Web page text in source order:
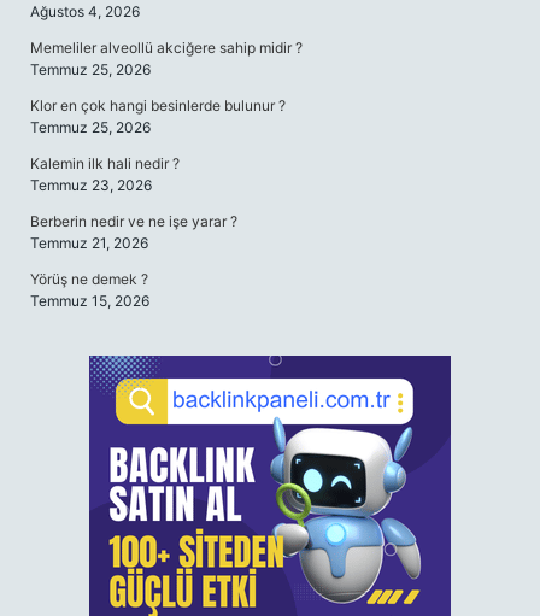
Ağustos 4, 2026
Memeliler alveollü akciğere sahip midir ?
Temmuz 25, 2026
Klor en çok hangi besinlerde bulunur ?
Temmuz 25, 2026
Kalemin ilk hali nedir ?
Temmuz 23, 2026
Berberin nedir ve ne işe yarar ?
Temmuz 21, 2026
Yörüş ne demek ?
Temmuz 15, 2026